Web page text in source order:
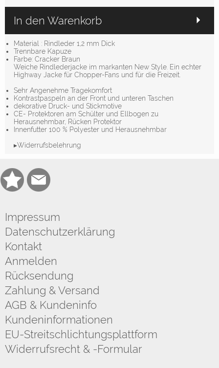
In den Warenkorb
Material : Rindleder 1,2 mm Dick
Trennbare Kapuze
Farbe: Cracker Braun
Weiche Rindlederjacke im markanten New Style. Ein echter
Highway Jacke für Chopper-Fans und für die Freizeit.
Sehr Angenehme Tragekomfort
Kontrastpaspeln an der Front und unteren Taschen
dekorative Druck- und Stickmotive
CE- Protektoren am Schülter und Ellbogen zu
Herausnehmbar, Rücken Protektor
Innenfutter 100 % Polyester und Herausnehmbar
▸Widerrufsbelehrung
Impressum
Datenschutzerklärung
Kontakt
Anmelden
Rücksendung
Zahlung & Versand
AGB & Kundeninfo
Kundeninformationen
EU-Streitschlichtungsplattform
Widerrufsrecht & -Formular